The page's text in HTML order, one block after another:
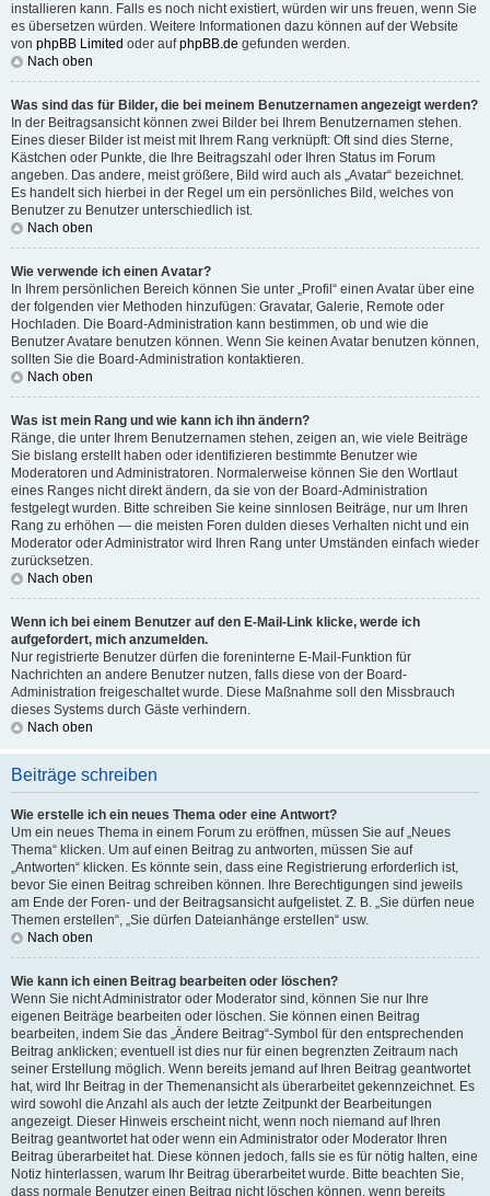
installieren kann. Falls es noch nicht existiert, würden wir uns freuen, wenn Sie
es übersetzen würden. Weitere Informationen dazu können auf der Website
von phpBB Limited oder aufphpBB.de gefunden werden.
Nach oben
Was sind das für Bilder, die bei meinem Benutzernamen angezeigt werden?
In der Beitragsansicht können zwei Bilder bei Ihrem Benutzernamen stehen.
Eines dieser Bilder ist meist mit Ihrem Rang verknüpft: Oft sind dies Sterne,
Kästchen oder Punkte, die Ihre Beitragszahl oder Ihren Status im Forum
angeben. Das andere, meist größere, Bild wird auch als „Avatar“ bezeichnet.
Es handelt sich hierbei in der Regel um ein persönliches Bild, welches von
Benutzer zu Benutzer unterschiedlich ist.
Nach oben
Wie verwende ich einen Avatar?
In Ihrem persönlichen Bereich können Sie unter „Profil“ einen Avatar über eine
der folgenden vier Methoden hinzufügen: Gravatar, Galerie, Remote oder
Hochladen. Die Board-Administration kann bestimmen, ob und wie die
Benutzer Avatare benutzen können. Wenn Sie keinen Avatar benutzen können,
sollten Sie die Board-Administration kontaktieren.
Nach oben
Was ist mein Rang und wie kann ich ihn ändern?
Ränge, die unter Ihrem Benutzernamen stehen, zeigen an, wie viele Beiträge
Sie bislang erstellt haben oder identifizieren bestimmte Benutzer wie
Moderatoren und Administratoren. Normalerweise können Sie den Wortlaut
eines Ranges nicht direkt ändern, da sie von der Board-Administration
festgelegt wurden. Bitte schreiben Sie keine sinnlosen Beiträge, nur um Ihren
Rang zu erhöhen — die meisten Foren dulden dieses Verhalten nicht und ein
Moderator oder Administrator wird Ihren Rang unter Umständen einfach wieder
zurücksetzen.
Nach oben
Wenn ich bei einem Benutzer auf den E-Mail-Link klicke, werde ich
aufgefordert, mich anzumelden.
Nur registrierte Benutzer dürfen die foreninterne E-Mail-Funktion für
Nachrichten an andere Benutzer nutzen, falls diese von der Board-
Administration freigeschaltet wurde. Diese Maßnahme soll den Missbrauch
dieses Systems durch Gäste verhindern.
Nach oben
Beiträge schreiben
Wie erstelle ich ein neues Thema oder eine Antwort?
Um ein neues Thema in einem Forum zu eröffnen, müssen Sie auf „Neues
Thema“ klicken. Um auf einen Beitrag zu antworten, müssen Sie auf
„Antworten“ klicken. Es könnte sein, dass eine Registrierung erforderlich ist,
bevor Sie einen Beitrag schreiben können. Ihre Berechtigungen sind jeweils
am Ende der Foren- und der Beitragsansicht aufgelistet. Z. B. „Sie dürfen neue
Themen erstellen“, „Sie dürfen Dateianhänge erstellen“ usw.
Nach oben
Wie kann ich einen Beitrag bearbeiten oder löschen?
Wenn Sie nicht Administrator oder Moderator sind, können Sie nur Ihre
eigenen Beiträge bearbeiten oder löschen. Sie können einen Beitrag
bearbeiten, indem Sie das „Ändere Beitrag“-Symbol für den entsprechenden
Beitrag anklicken; eventuell ist dies nur für einen begrenzten Zeitraum nach
seiner Erstellung möglich. Wenn bereits jemand auf Ihren Beitrag geantwortet
hat, wird Ihr Beitrag in der Themenansicht als überarbeitet gekennzeichnet. Es
wird sowohl die Anzahl als auch der letzte Zeitpunkt der Bearbeitungen
angezeigt. Dieser Hinweis erscheint nicht, wenn noch niemand auf Ihren
Beitrag geantwortet hat oder wenn ein Administrator oder Moderator Ihren
Beitrag überarbeitet hat. Diese können jedoch, falls sie es für nötig halten, eine
Notiz hinterlassen, warum Ihr Beitrag überarbeitet wurde. Bitte beachten Sie,
dass normale Benutzer einen Beitrag nicht löschen können, wenn bereits